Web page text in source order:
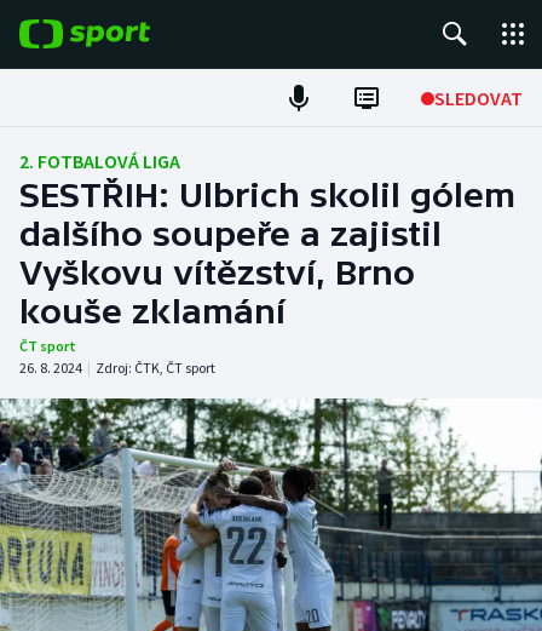
SLEDOVAT
Fotbal
Hokej
Tenis
Atletika
DALŠÍ SPORTY
Americký fotbal
Baseball a softbal
Basketbal
NEPŘEHLÉDNĚTE
Soutěže
Historické návraty
2. FOTBALOVÁ LIGA
SESTŘIH: Ulbrich skolil gólem
dalšího soupeře a zajistil
Vyškovu vítězství, Brno
kouše zklamání
ČT sport
26. 8. 2024 | Zdroj: ČTK, ČT sport